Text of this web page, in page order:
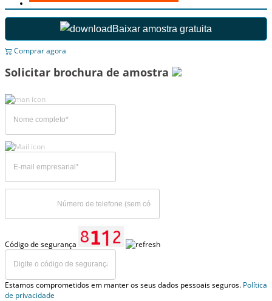
Baixar amostra gratuita
Comprar agora
Solicitar brochura de amostra
Código de segurança
Estamos comprometidos em manter os seus dados pessoais seguros. Política
de privacidade